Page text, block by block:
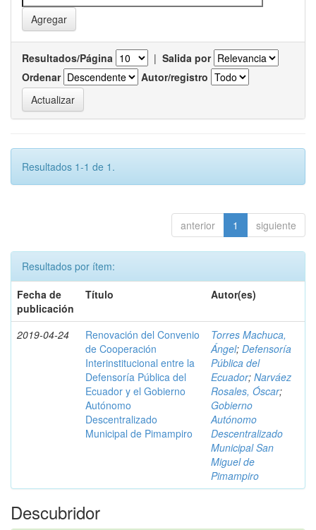
Resultados/Página | Salida por
Ordenar
Autor/registro
Resultados 1-1 de 1.
anterior 1 siguiente
Resultados por ítem:
Fecha de
publicación
Título Autor(es)
2019-04-24
Renovación del Convenio
de Cooperación
Interinstitucional entre la
Defensoría Pública del
Ecuador y el Gobierno
Autónomo
Descentralizado
Municipal de Pimampiro
Torres Machuca,
Ángel; Defensoría
Pública del
Ecuador; Narváez
Rosales, Óscar;
Gobierno
Autónomo
Descentralizado
Municipal San
Miguel de
Pimampiro
Descubridor